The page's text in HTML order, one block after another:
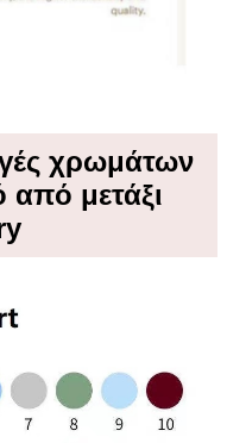
χρωμάτων
μετάξι